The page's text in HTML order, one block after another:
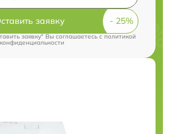
заявку
заявку" Вы соглашаетесь cполитикой
конфиденциальности